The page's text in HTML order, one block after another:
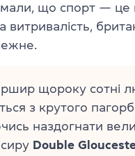
що спорт — це
витривалість,
щороку сотні
з крутого
наздогнати
Double